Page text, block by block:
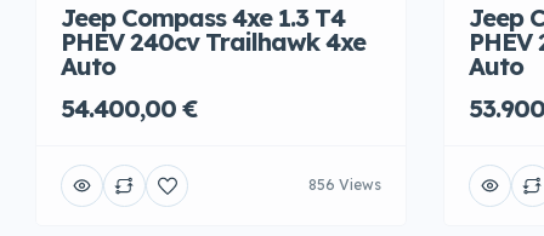
Jeep Compass 4xe 1.3 T4
PHEV 240cv Trailhawk 4xe
Auto
54.400,00 €
856 Views
Jeep
Auto